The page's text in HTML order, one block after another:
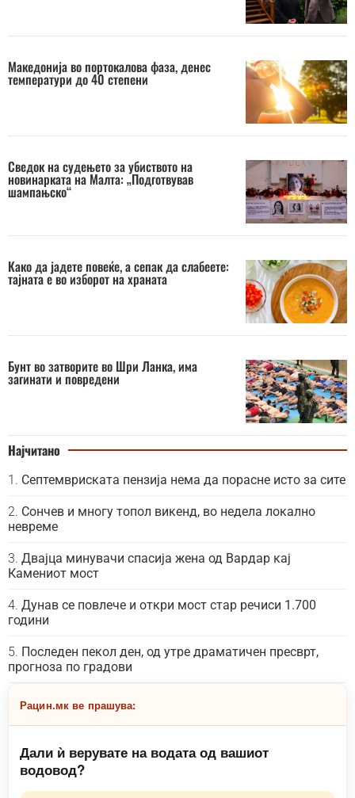
Македонија во портокалова фаза, денес
температури до 40 степени
Сведок на судењето за убиството на
новинарката на Малта: „Подготвував
шампањско“
Како да јадете повеќе, а сепак да слабеете:
тајната е во изборот на храната
Бунт во затворите во Шри Ланка, има
загинати и повредени
Најчитано
Септемвриската пензија нема да порасне исто за сите
Сончев и многу топол викенд, во недела локално
невреме
Двајца минувачи спасија жена од Вардар кај
Камениот мост
Дунав се повлече и откри мост стар речиси 1.700
години
Последен пекол ден, од утре драматичен пресврт,
прогноза по градови
Рацин.мк ве прашува:
Дали ѝ верувате на водата од вашиот
водовод?